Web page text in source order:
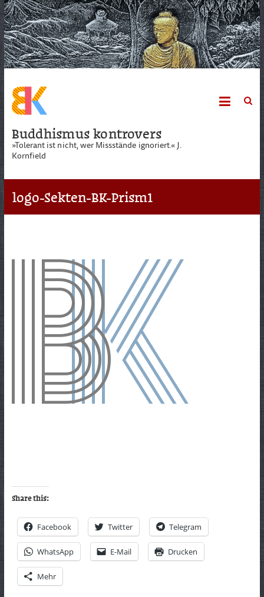
Skip
to
content
Buddhismus kontrovers
»Tolerant ist nicht, wer Missstände ignoriert.« J.
Kornfield
logo-Sekten-BK-Prism1
Share this:
Facebook Twitter Telegram
WhatsApp E-Mail Drucken
Mehr